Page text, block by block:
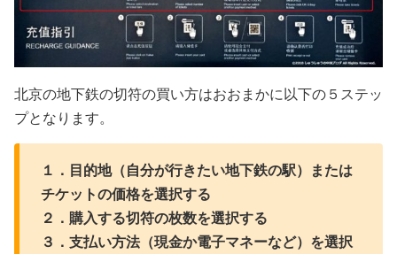
北京の地下鉄の切符の買い方はおおまかに以下の５ステッ
プとなります。
１．目的地（自分が行きたい地下鉄の駅）または
チケットの価格を選択する
２．購入する切符の枚数を選択する
３．支払い方法（現金か電子マネーなど）を選択